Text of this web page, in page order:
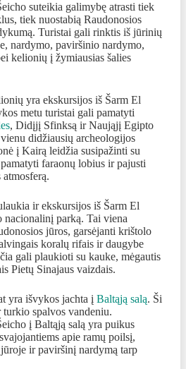
suteikia galimybę atrasti tiek
tiek nuostabią Raudonosios
Turistai gali rinktis iš jūrinių
nardymo, paviršinio nardymo,
kelionių į žymiausias šalies
yra ekskursijos iš Šarm El
metu turistai gali pamatyti
, Didįjį Sfinksą ir Naująjį Egipto
didžiausių archeologijos
į Kairą leidžia susipažinti su
faraonų lobius ir pajusti
ir ekskursijos iš Šarm El
nacionalinį parką. Tai viena
jūros, garsėjanti krištolo
koralų rifais ir daugybe
gali plaukioti su kauke, mėgautis
Pietų Sinajaus vaizdais.
yra išvykos jachta į Baltąją salą. Ši
spalvos vandeniu.
į Baltąją salą yra puikus
apie ramų poilsį,
ir paviršinį nardymą tarp